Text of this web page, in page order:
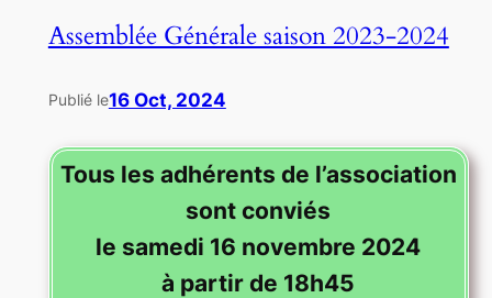
Assemblée Générale saison 2023-2024
Publié le16 Oct, 2024
Tous les adhérents de l’association
sont conviés
le samedi 16 novembre 2024
à partir de 18h45